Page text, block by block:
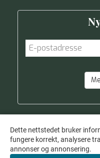
Dette nettstedet bruker
fungere korrekt, analysere
annonser og annonsering.